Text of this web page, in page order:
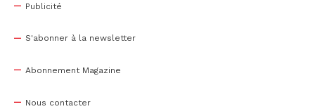
Publicité
S'abonner à la newsletter
Abonnement Magazine
Nous contacter